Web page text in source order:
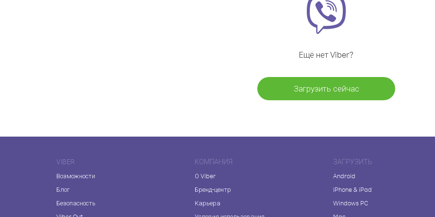
Ещё нет Viber?
Загрузить сейчас
VIBER
Возможности
Блог
Безопасность
КОМПАНИЯ
О Viber
Бренд-центр
Карьера
ЗАГРУЗИТЬ
Android
iPhone & iPad
Windows PC